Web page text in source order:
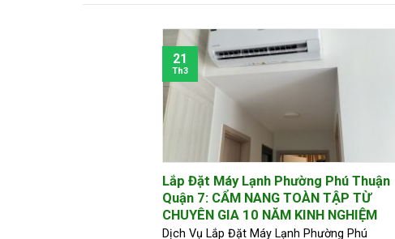
Lắp Đặt Máy Lạnh Phường Phú Thuận
Quận 7: CẨM NANG TOÀN TẬP TỪ
CHUYÊN GIA 10 NĂM KINH NGHIỆM
Dịch Vụ Lắp Đặt Máy Lạnh Phường Phú
21
Th3